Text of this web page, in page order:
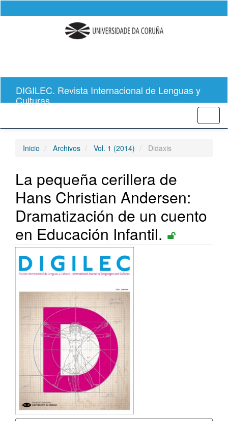
rápido
Navegación
principal
Contenido
principal
lateral
DIGILEC. Revista Internacional de Lenguas y
Culturas
Inicio Archivos Vol. 1 (2014) Didaxis
La pequeña cerillera de
Hans Christian Andersen:
Dramatización de un cuento
en Educación Infantil.
Barra
lateral
artículo